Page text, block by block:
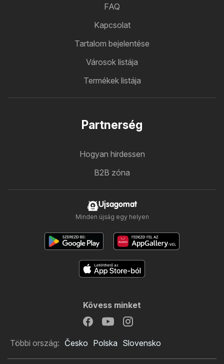
FAQ
Kapcsolat
Tartalom bejelentése
Városok listája
Termékek listája
Partnerség
Hogyan hirdessen
B2B zóna
Ujsagomat
Minden újság egy helyen
Kövess minket
Többi ország: Česko Polska Slovensko